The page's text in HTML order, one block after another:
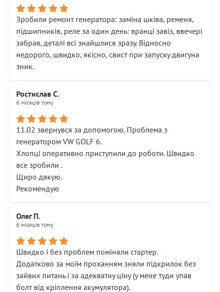
Зробили ремонт генератора: заміна шківа, ременя,
підшипників, реле за один день: вранці завіз, ввечері
забрав, деталі всі знайшлися зразу. Відносно
недорого, швидко, якісно, свист при запуску двигуна
зник.
Ростислав С.
6 місяців тому
11.02 звернувся за допомогою. Проблема з
генератором VW GOLF 6.
Хлопці оперативно приступили до роботи. Швидко
все зробили .
Щиро дякую.
Рекомендую
Олег П.
6 місяців тому
Швидко і без проблем поміняли стартер.
Додатково за моїм проханням зняли підкрилок без
зайвих питань і за адекватну ціну (у мене туди упав
болт від кріплення акумулятора).